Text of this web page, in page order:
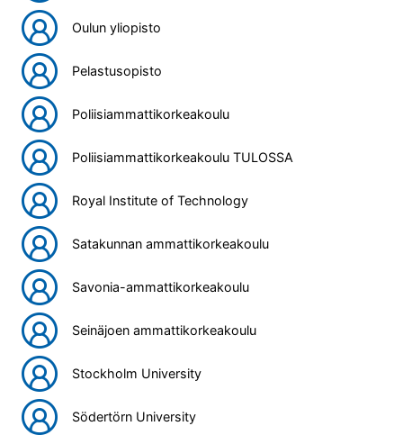
Oulun yliopisto
Pelastusopisto
Poliisiammattikorkeakoulu
Poliisiammattikorkeakoulu TULOSSA
Royal Institute of Technology
Satakunnan ammattikorkeakoulu
Savonia-ammattikorkeakoulu
Seinäjoen ammattikorkeakoulu
Stockholm University
Södertörn University